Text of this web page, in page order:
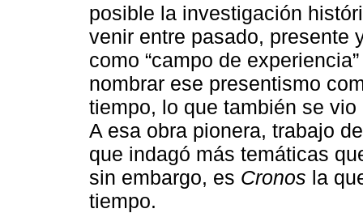
posible la investigación
venir entre pasado, presente
como “campo de
nombrar ese presentismo
tiempo, lo que también se
A esa obra pionera, trabajo
que indagó más temáticas
sin embargo, es Cronos la
tiempo.